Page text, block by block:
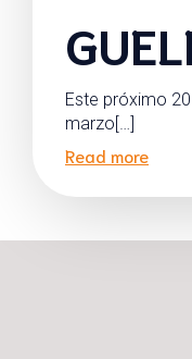
Este próximo
marzo[…]
Read more